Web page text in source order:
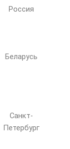
Россия
Беларусь
Санкт-
Петербург